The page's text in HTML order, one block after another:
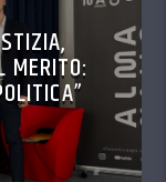
MERITO: